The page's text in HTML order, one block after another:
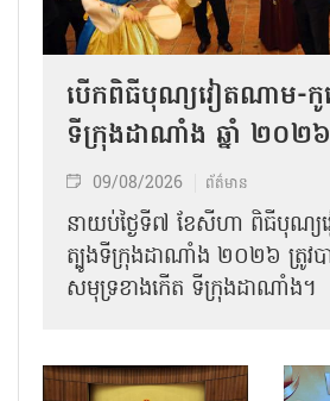
បើកពិធីបុណ្យវៀតណាម-កូរ៉
ទីក្រុងដាណាំង ឆ្នាំ ២០២៦
09/08/2026 ព័ត៌មាន
នាយប់ថ្ងៃទី៧ ខែសីហា ពិធីបុណ្យ
ត្បូងទីក្រុងដាណាំង ២០២៦ ត្រូវប
សមុទ្រខាងកើត ទីក្រុងដាណាំង។